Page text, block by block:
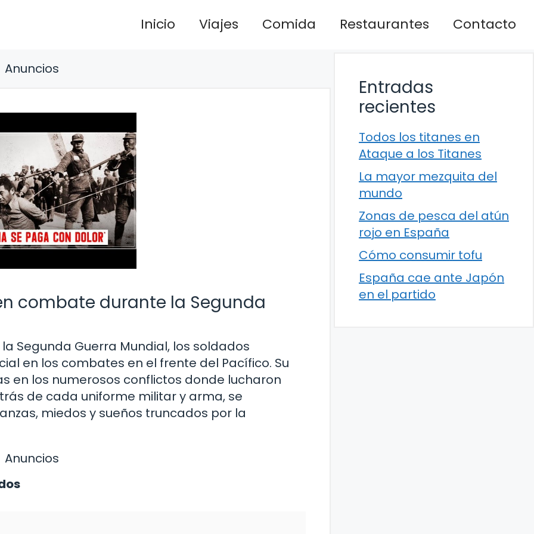
Inicio Viajes Comida Restaurantes Contacto
Anuncios
combate durante la Segunda
Segunda Guerra Mundial, los soldados
en los combates en el frente del Pacífico. Su
en los numerosos conflictos donde lucharon
de cada uniforme militar y arma, se
miedos y sueños truncados por la
Anuncios
Entradas
recientes
Todos los titanes en
Ataque a los Titanes
La mayor mezquita del
mundo
Zonas de pesca del atún
rojo en España
Cómo consumir tofu
España cae ante Japón
en el partido